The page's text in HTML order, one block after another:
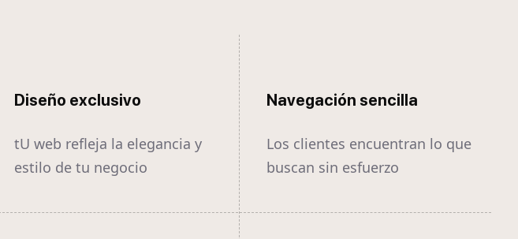
Diseño exclusivo
tU web refleja la elegancia y
estilo de tu negocio
Navegación sencilla
Los clientes encuentran lo que
buscan sin esfuerzo